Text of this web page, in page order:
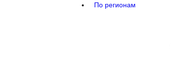
По регионам